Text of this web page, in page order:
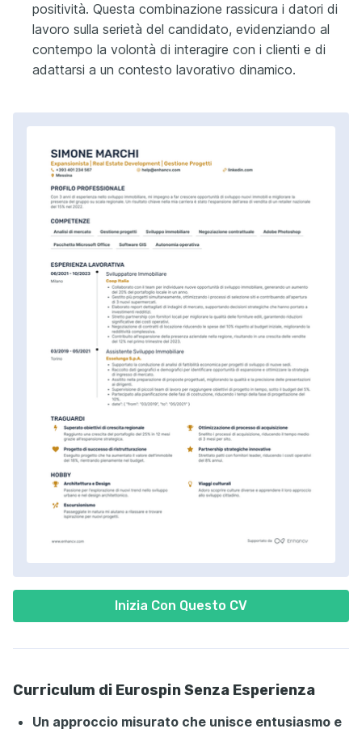
Inizia Con Questo CV
positività. Questa combinazione rassicura i datori di
lavoro sulla serietà del candidato, evidenziando al
contempo la volontà di interagire con i clienti e di
adattarsi a un contesto lavorativo dinamico.
Curriculum di Eurospin Senza Esperienza
Un approccio misurato che unisce entusiasmo e